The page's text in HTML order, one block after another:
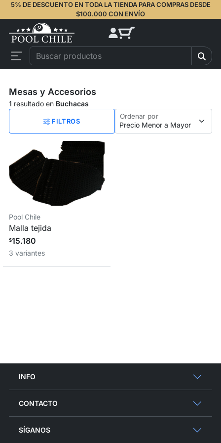
5% DE DESCUENTO EN TODA LA TIENDA PARA COMPRAS DESDE
$100.000 CON ENVÍO
Mesas y Accesorios
1 resultado en Buchacas
FILTROS
Ordenar por
Pool Chile
Malla tejida
$15.180
3 variantes
INFO
CONTACTO
SÍGANOS